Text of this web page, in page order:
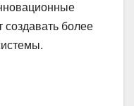
более